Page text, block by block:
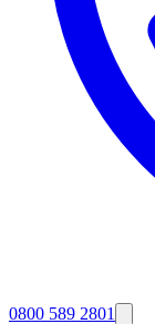
0800 589 2801